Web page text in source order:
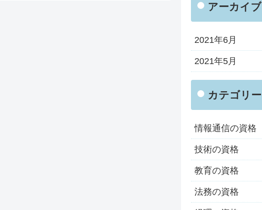
アーカイブ
2021年6月
2021年5月
カテゴリー
情報通信の資格
技術の資格
教育の資格
法務の資格